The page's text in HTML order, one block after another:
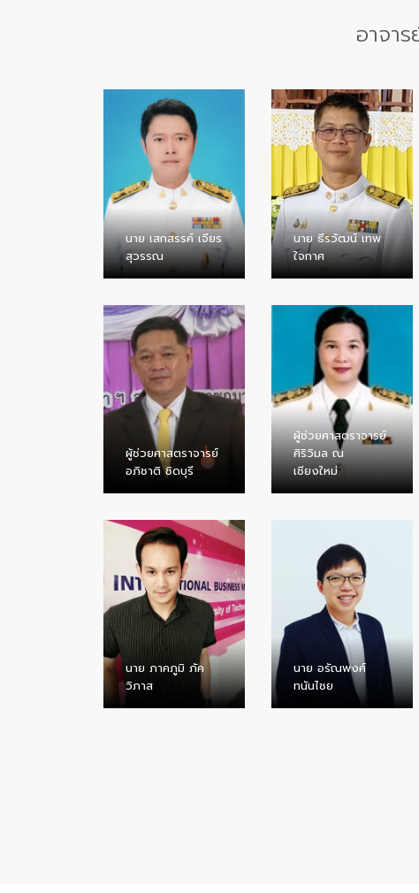
อาจา
นาย เสกสรรค์ เจียร
สุวรรณ
นาย ธีรวัฒน์ เทพ
ใจกาศ
ผู้ช่วยศาสตราจารย์
อภิชาติ ชิดบุรี
ผู้ช่วยศาสตราจารย์
ศิริวิมล ณ
เชียงใหม่
นาย ภาคภูมิ ภัค
วิภาส
นาย อรัณพงศ์
ทนันไชย